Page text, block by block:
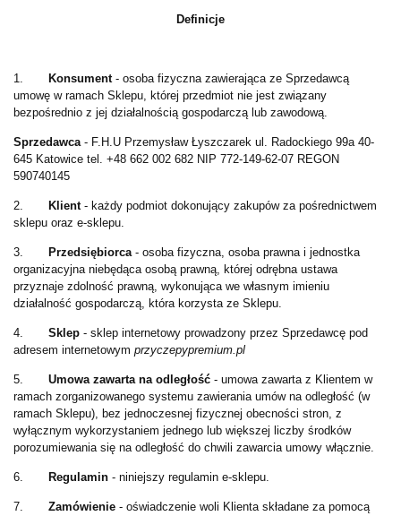
Definicje
1. Konsument - osoba fizyczna zawierająca ze Sprzedawcą
umowę w ramach Sklepu, której przedmiot nie jest związany
bezpośrednio z jej działalnością gospodarczą lub zawodową.
Sprzedawca - F.H.U Przemysław Łyszczarek ul. Radockiego 99a 40-
645 Katowice tel. +48 662 002 682 NIP 772-149-62-07 REGON
590740145
2. Klient - każdy podmiot dokonujący zakupów za pośrednictwem
sklepu oraz e-sklepu.
3. Przedsiębiorca - osoba fizyczna, osoba prawna i jednostka
organizacyjna niebędąca osobą prawną, której odrębna ustawa
przyznaje zdolność prawną, wykonująca we własnym imieniu
działalność gospodarczą, która korzysta ze Sklepu.
4. Sklep - sklep internetowy prowadzony przez Sprzedawcę pod
adresem internetowym przyczepypremium.pl
5. Umowa zawarta na odległość - umowa zawarta z Klientem w
ramach zorganizowanego systemu zawierania umów na odległość (w
ramach Sklepu), bez jednoczesnej fizycznej obecności stron, z
wyłącznym wykorzystaniem jednego lub większej liczby środków
porozumiewania się na odległość do chwili zawarcia umowy włącznie.
6. Regulamin - niniejszy regulamin e-sklepu.
7. Zamówienie - oświadczenie woli Klienta składane za pomocą